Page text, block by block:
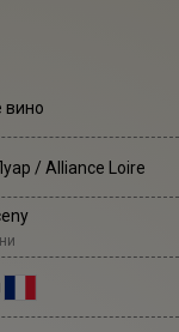
вино
/ Alliance Loire